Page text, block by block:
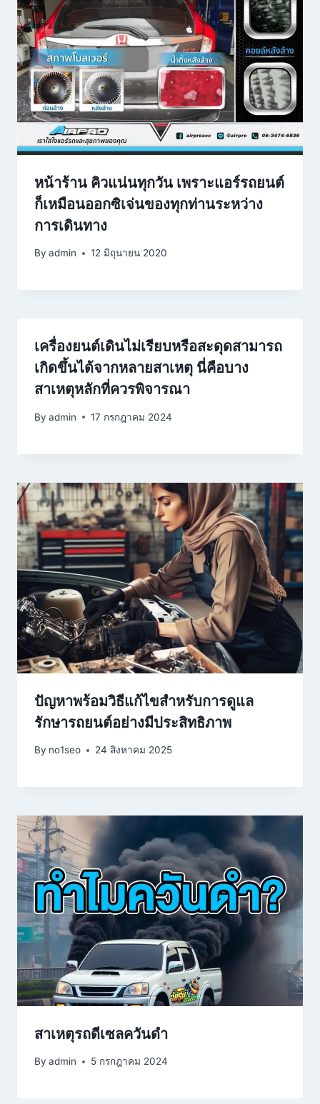
หน้าร้าน คิวแน่นทุกวัน เพราะแอร์รถยนต์
ก็เหมือนออกซิเจ่นของทุกท่านระหว่าง
การเดินทาง
By admin 12 มิถุนายน 2020
เครื่องยนต์เดินไม่เรียบหรือสะดุดสามารถ
เกิดขึ้นได้จากหลายสาเหตุ นี่คือบาง
สาเหตุหลักที่ควรพิจารณา
By admin 17 กรกฎาคม 2024
ปัญหาพร้อมวิธีแก้ไขสำหรับการดูแล
รักษารถยนต์อย่างมีประสิทธิภาพ
By no1seo 24 สิงหาคม 2025
สาเหตุรถดีเซลควันดำ
By admin 5 กรกฎาคม 2024